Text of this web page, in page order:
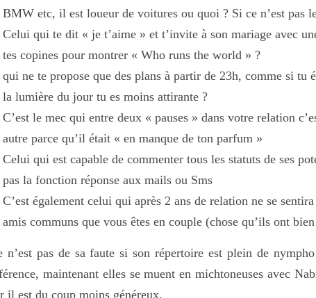
BMW etc, il est loueur de voitures ou quoi ? Si ce n’est pas
Celui qui te dit « je t’aime » et t’invite à son mariage avec
tes copines pour montrer « Who runs the world » ?
qui ne te propose que des plans à partir de 23h, comme si tu
la lumière du jour tu es moins attirante ?
C’est le mec qui entre deux « pauses » dans votre relation
autre parce qu’il était « en manque de ton parfum »
Celui qui est capable de commenter tous les statuts de ses
pas la fonction réponse aux mails ou Sms
C’est également celui qui après 2 ans de relation ne se
amis communs que vous êtes en couple (chose qu’ils ont
n’est pas de sa faute si son répertoire est plein de
maintenant elles se muent en michtoneuses avec
il est du coup moins généreux.